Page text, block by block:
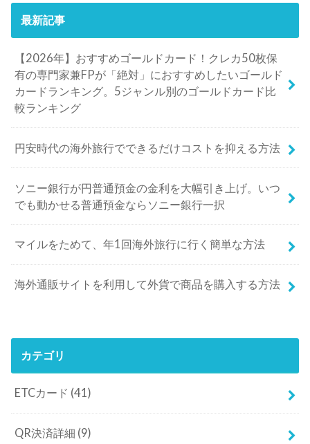
最新記事
【2026年】おすすめゴールドカード！クレカ50枚保
有の専門家兼FPが「絶対」におすすめしたいゴールド
カードランキング。5ジャンル別のゴールドカード比
較ランキング
円安時代の海外旅行でできるだけコストを抑える方法
ソニー銀行が円普通預金の金利を大幅引き上げ。いつ
でも動かせる普通預金ならソニー銀行一択
マイルをためて、年1回海外旅行に行く簡単な方法
海外通販サイトを利用して外貨で商品を購入する方法
カテゴリ
ETCカード (41)
QR決済詳細 (9)